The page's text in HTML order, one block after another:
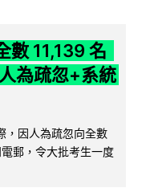
數 11,139 名
為疏忽+系統
，因人為疏忽向全數
郵，令大批考生一度